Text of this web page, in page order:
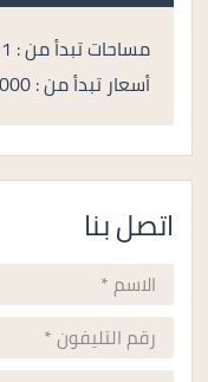
مساحات تبدأ من : 71 متر
أسعار تبدأ من : 2,272,000 جنية
اتصل بنا